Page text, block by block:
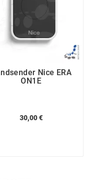
Nice ERA
ON1E
30,00 €